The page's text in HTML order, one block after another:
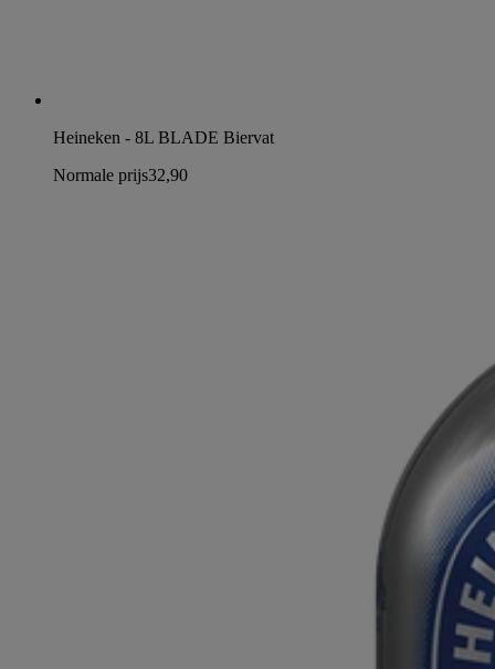
Heineken - 8L BLADE Biervat
Normale prijs32,90